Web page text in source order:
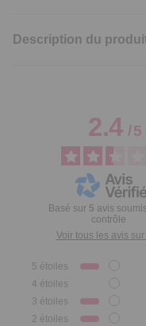
Description du
2.4/5
Basé sur 5 avis
contrôle
Voir tous les avis sur
5 étoiles
4 étoiles
3 étoiles
2 étoiles